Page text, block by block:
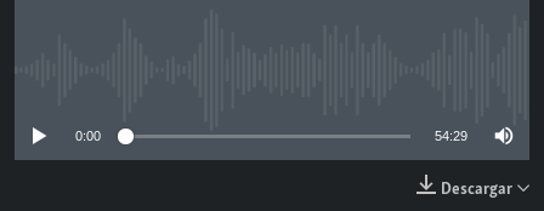
ESPECIALES
0:00 54:29
Descargar